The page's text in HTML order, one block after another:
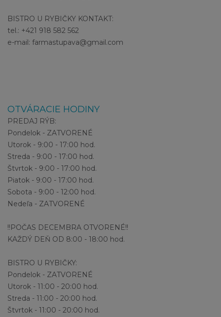
BISTRO U RYBIČKY KONTAKT:
tel.: +421 918 582 562
e-mail: farmastupava@gmail.com
OTVÁRACIE HODINY
PREDAJ RÝB:
Pondelok - ZATVORENÉ
Utorok - 9:00 - 17:00 hod.
Streda - 9:00 - 17:00 hod.
Štvrtok - 9:00 - 17:00 hod.
Piatok - 9:00 - 17:00 hod.
Sobota - 9:00 - 12:00 hod.
Nedeľa - ZATVORENÉ
!!POČAS DECEMBRA OTVORENÉ!!
KAŽDÝ DEŇ OD 8:00 - 18:00 hod.
BISTRO U RYBIČKY:
Pondelok - ZATVORENÉ
Utorok - 11:00 - 20:00 hod.
Streda - 11:00 - 20:00 hod.
Štvrtok - 11:00 - 20:00 hod.